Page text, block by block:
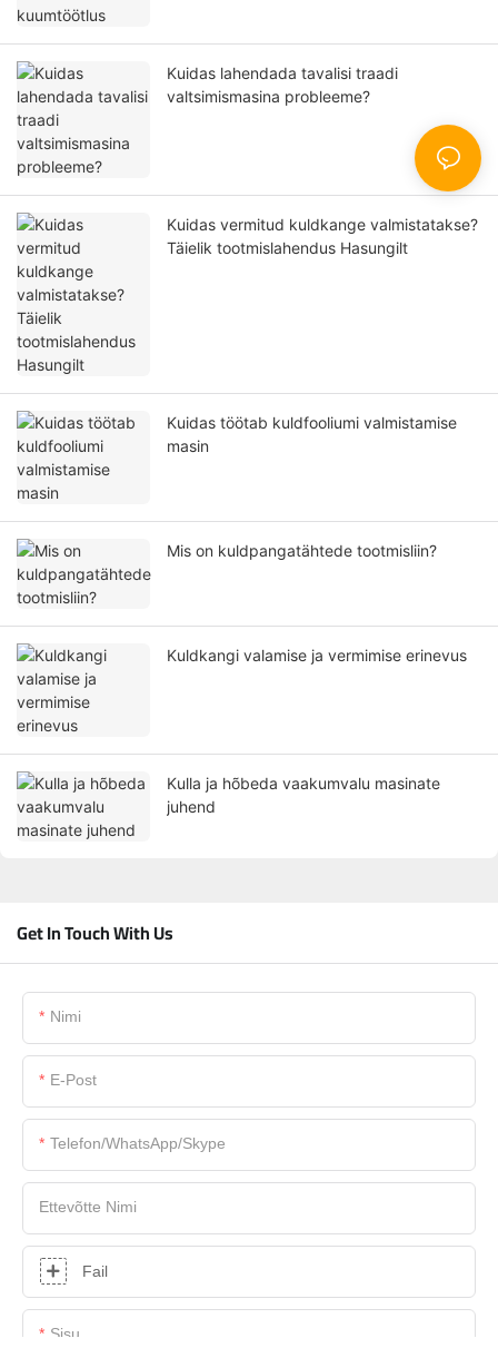
Kuidas lahendada tavalisi traadi
valtsimismasina probleeme?
Kuidas vermitud kuldkange valmistatakse?
Täielik tootmislahendus Hasungilt
Kuidas töötab kuldfooliumi valmistamise
masin
Mis on kuldpangatähtede tootmisliin?
Kuldkangi valamise ja vermimise erinevus
Kulla ja hõbeda vaakumvalu masinate
juhend
Get In Touch With Us
Nimi
E-Post
Telefon/WhatsApp/Skype
Ettevõtte Nimi
Fail
Sisu